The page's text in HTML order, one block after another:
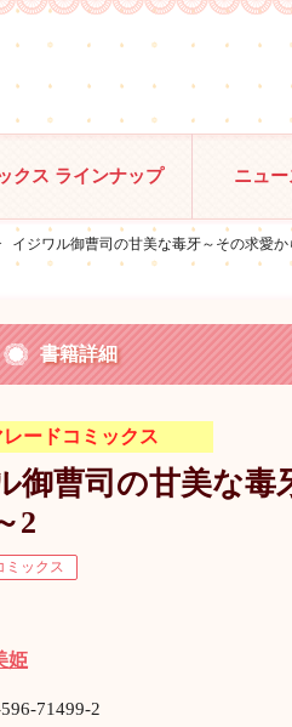
クス ラインナップ ニュ
イジワル御曹司の甘美な毒牙～その求愛
書籍詳細
ードコミックス
御曹司の甘美な毒
2
ミックス
姫
71499-2